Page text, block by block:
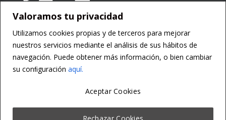
Valoramos tu privacidad
Utilizamos cookies propias y de terceros para mejorar
nuestros servicios mediante el análisis de sus hábitos de
navegación. Puede obtener más información, o bien cambiar
su conﬁguración aquí.
Rechazar Cookies
Aceptar Cookies